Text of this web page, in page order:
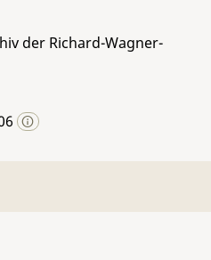
der Richard-Wagner-